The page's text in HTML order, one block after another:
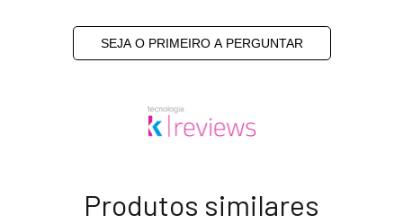
SEJA O PRIMEIRO A PERGUNTAR
Produtos similares